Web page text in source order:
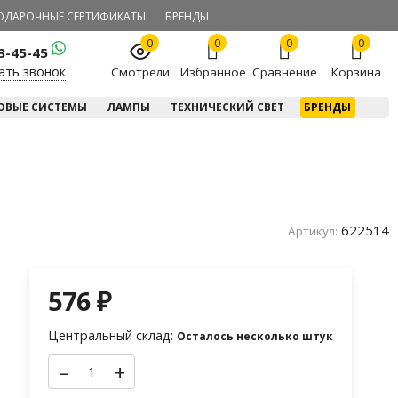
СЕРТИФИКАТЫ БРЕНДЫ
45-45
звонок
0
Смотрели
0
Избранное
0
Сравнение
0
Корзина
СИСТЕМЫ ЛАМПЫ ТЕХНИЧЕСКИЙ СВЕТ БРЕНДЫ
Артикул: 622514
576₽
Центральный склад: Осталось несколько штук
– +